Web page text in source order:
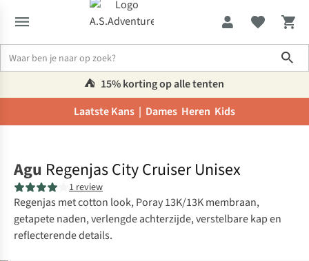
⛺️ 15% korting op alle tenten
Laatste Kans | Dames Heren Kids
Agu Regenjas City Cruiser Unisex
1 review
Regenjas met cotton look, Poray 13K/13K membraan,
getapete naden, verlengde achterzijde, verstelbare kap en
reflecterende details.